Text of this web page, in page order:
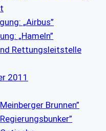
„Airbus”
„Hameln”
Rettungsleitstelle
2011
Brunnen”